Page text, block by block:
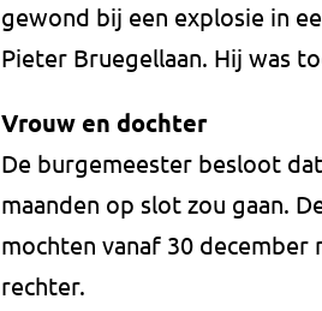
gewond bij een explosie in
Pieter Bruegellaan. Hij was
Vrouw en dochter
De burgemeester besloot
maanden op slot zou gaan.
mochten vanaf 30 december
rechter.